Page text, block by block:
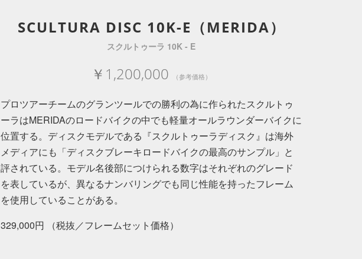
SCULTURA DISC 10K-E（MERIDA）
スクルトゥーラ 10K - E
￥1,200,000 （参考価格）
プロツアーチームのグランツールでの勝利の為に作られたスクルトゥ
ーラはMERIDAのロードバイクの中でも軽量オールラウンダーバイクに
位置する。ディスクモデルである『スクルトゥーラディスク』は海外
メディアにも「ディスクブレーキロードバイクの最高のサンプル」と
評されている。モデル名後部につけられる数字はそれぞれのグレード
を表しているが、異なるナンバリングでも同じ性能を持ったフレーム
を使用していることがある。
329,000円 （税抜／フレームセット価格）